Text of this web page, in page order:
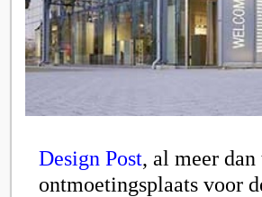
Design Post, al meer
ontmoetingsplaats voor